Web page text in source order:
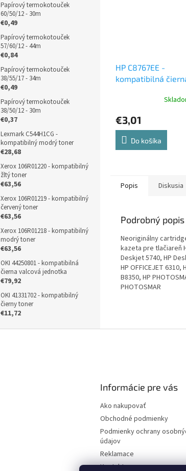
Papírový termokotouček
60/50/12 - 30m
€0,49
Papírový termokotouček
57/60/12 - 44m
€0,84
Papírový termokotouček
38/55/17 - 34m
€0,49
Papírový termokotouček
38/50/12 - 30m
€0,37
Lexmark C544H1CG -
kompatibilný modrý toner
€28,68
Xerox 106R01220 - kompatibilný
žltý toner
€63,56
Xerox 106R01219 - kompatibilný
červený toner
€63,56
Xerox 106R01218 - kompatibilný
modrý toner
€63,56
OKI 44250801 - kompatibilná
čierna valcová jednotka
€79,92
OKI 41331702 - kompatibilný
čierny toner
€11,72
HP C8767EE -
kompatibilná
€3,01
Do košíka
Popis Diskusia
Podrobný popis
Neoriginálny
kazeta pre tlačiareň
Deskjet 5740, HP
HP OFFICEJET 6310,
B8350, HP
PHOTOSMAR
Informácie pre vás
Ako nakupovať
Obchodné podmienky
Podmienky ochrany
údajov
Reklamace
Kontakty